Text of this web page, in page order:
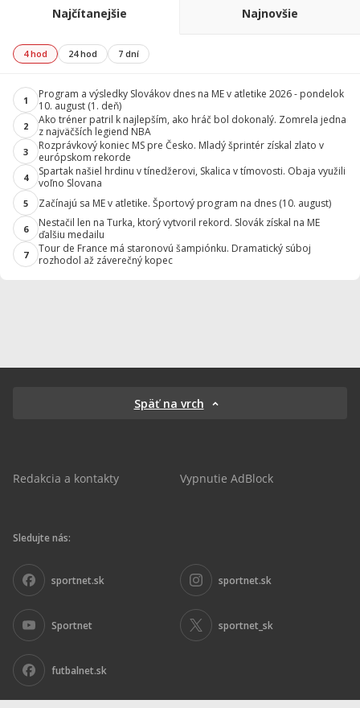
Najčítanejšie Najnovšie
4 hod 24 hod 7 dní
1
Program a výsledky Slovákov dnes na ME v atletike 2026 - pondelok
10. august (1. deň)
2
Ako tréner patril k najlepším, ako hráč bol dokonalý. Zomrela jedna
z najväčších legiend NBA
3
Rozprávkový koniec MS pre Česko. Mladý šprintér získal zlato v
európskom rekorde
4
Spartak našiel hrdinu v tínedžerovi, Skalica v tímovosti. Obaja využili
voľno Slovana
5 Začínajú sa ME v atletike. Športový program na dnes (10. august)
6
Nestačil len na Turka, ktorý vytvoril rekord. Slovák získal na ME
ďalšiu medailu
7
Tour de France má staronovú šampiónku. Dramatický súboj
rozhodol až záverečný kopec
Späť na vrch
Redakcia a kontakty Vypnutie AdBlock
Sledujte nás:
sportnet.sk sportnet.sk
Sportnet sportnet_sk
futbalnet.sk